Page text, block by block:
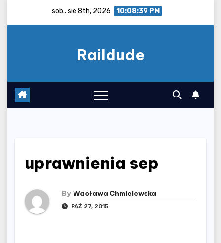
sob.. sie 8th, 2026 10:08:40 PM
Raildude
uprawnienia sep
By Wacława Chmielewska
PAŹ 27, 2015